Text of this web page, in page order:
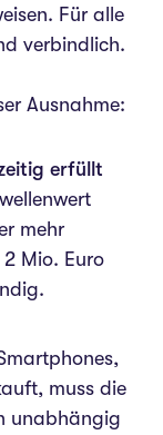
Für alle
verbindlich.
Ausnahme:
erfüllt
mehr
Mio. Euro
muss die
unabhängig